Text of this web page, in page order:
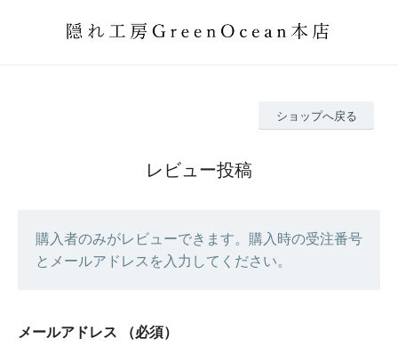
ショップへ戻る
レビュー投稿
購入者のみがレビューできます。購入時の受注番号
とメールアドレスを入力してください。
メールアドレス （必須）